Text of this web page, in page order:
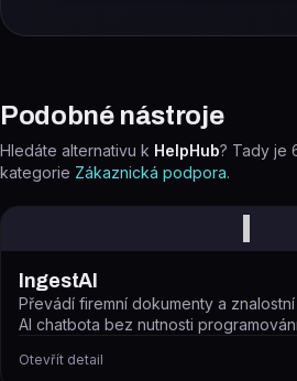
Podobné nástroje
Hledáte alternativu k HelpHub? Tady je
kategorie Zákaznická podpora.
I
IngestAI
Převádí firemní dokumenty a
AI chatbota bez nutnosti
Otevřít detail